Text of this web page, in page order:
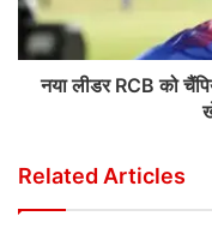
नया लीडर RCB को
Related Articles